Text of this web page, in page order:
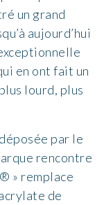
un grand
aujourd’hui
en ont fait un
lourd, plus
par le
rencontre
» remplace
de